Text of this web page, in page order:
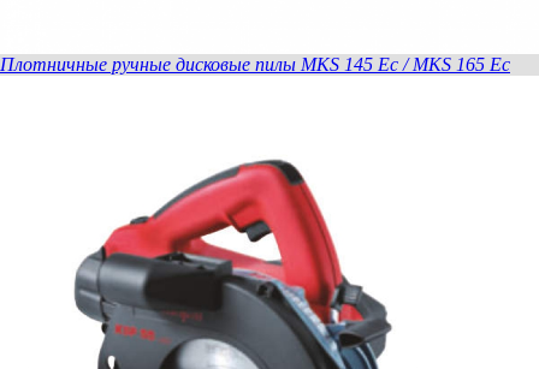
Плотничные ручные дисковые пилы MKS 145 Ec / MKS 165 Ec